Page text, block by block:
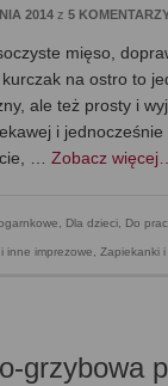
2014 z5
mięso,
na ostro to
ale też prosty i
i
…Zobacz
, Dla dzieci, Do
inne imprezowe, Zapiekanki
grzybowa